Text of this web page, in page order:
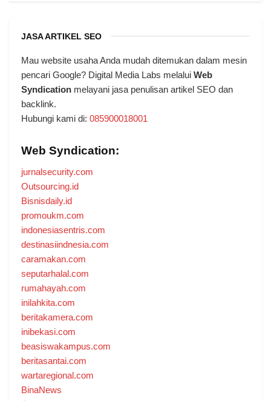
JASA ARTIKEL SEO
Mau website usaha Anda mudah ditemukan dalam mesin
pencari Google? Digital Media Labs melalui Web
Syndication melayani jasa penulisan artikel SEO dan
backlink.
Hubungi kami di: 085900018001
Web Syndication:
jurnalsecurity.com
Outsourcing.id
Bisnisdaily.id
promoukm.com
indonesiasentris.com
destinasiindnesia.com
caramakan.com
seputarhalal.com
rumahayah.com
inilahkita.com
beritakamera.com
inibekasi.com
beasiswakampus.com
beritasantai.com
wartaregional.com
BinaNews